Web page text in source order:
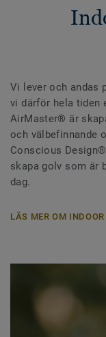
Vi lever och andas
vi därför hela tiden
AirMaster® är
och välbefinnande
Conscious
skapa golv som är
dag.
LÄS MER OM